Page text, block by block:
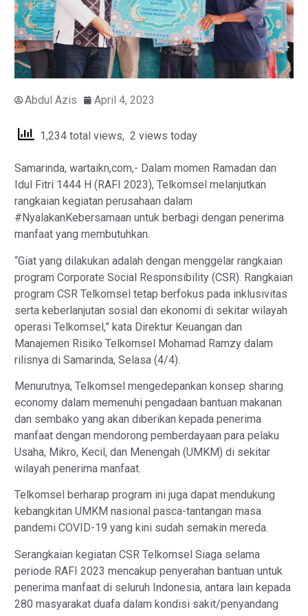
Abdul Azis April 4, 2023
1,234 total views, 2 views today
Samarinda, wartaikn,com,- Dalam momen Ramadan dan
Idul Fitri 1444 H (RAFI 2023), Telkomsel melanjutkan
rangkaian kegiatan perusahaan dalam
#NyalakanKebersamaan untuk berbagi dengan penerima
manfaat yang membutuhkan.
“Giat yang dilakukan adalah dengan menggelar rangkaian
program Corporate Social Responsibility (CSR). Rangkaian
program CSR Telkomsel tetap berfokus pada inklusivitas
serta keberlanjutan sosial dan ekonomi di sekitar wilayah
operasi Telkomsel,” kata Direktur Keuangan dan
Manajemen Risiko Telkomsel Mohamad Ramzy dalam
rilisnya di Samarinda, Selasa (4/4).
Menurutnya, Telkomsel mengedepankan konsep sharing
economy dalam memenuhi pengadaan bantuan makanan
dan sembako yang akan diberikan kepada penerima
manfaat dengan mendorong pemberdayaan para pelaku
Usaha, Mikro, Kecil, dan Menengah (UMKM) di sekitar
wilayah penerima manfaat.
Telkomsel berharap program ini juga dapat mendukung
kebangkitan UMKM nasional pasca-tantangan masa
pandemi COVID-19 yang kini sudah semakin mereda.
Serangkaian kegiatan CSR Telkomsel Siaga selama
periode RAFI 2023 mencakup penyerahan bantuan untuk
penerima manfaat di seluruh Indonesia, antara lain kepada
280 masyarakat duafa dalam kondisi sakit/penyandang